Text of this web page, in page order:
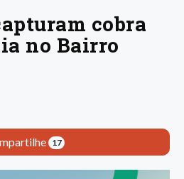
cobra
no Bairro
17